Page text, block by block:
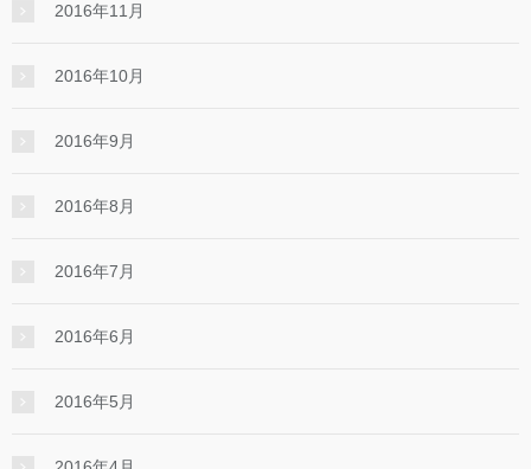
2016年11月
2016年10月
2016年9月
2016年8月
2016年7月
2016年6月
2016年5月